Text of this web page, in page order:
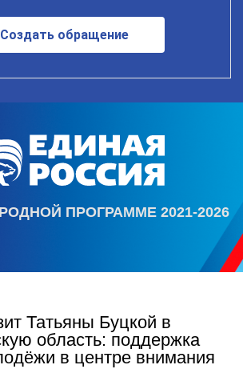
Создать обращение
ПРОГРАММЕ 2021-2026
Татьяны Буцкой в
область: поддержка
в центре внимания